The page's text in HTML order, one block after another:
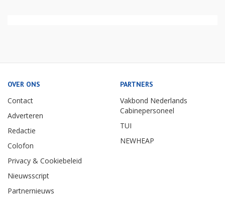
OVER ONS
Contact
Adverteren
Redactie
Colofon
Privacy & Cookiebeleid
Nieuwsscript
Partnernieuws
PARTNERS
Vakbond Nederlands
Cabinepersoneel
TUI
NEWHEAP